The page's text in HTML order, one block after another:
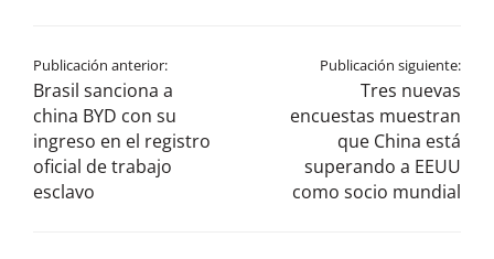
Publicación anterior:
Brasil sanciona a
china BYD con su
ingreso en el registro
oficial de trabajo
esclavo
Publicación siguiente:
Tres nuevas
encuestas muestran
que China está
superando a EEUU
como socio mundial